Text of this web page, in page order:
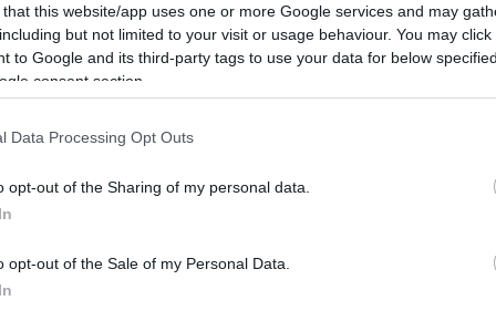
that this website/app uses one or more Google services and may
but not limited to your visit or usage behaviour. You may
to Google and its third-party tags to use your data for below
consent section.
Data Processing Opt Outs
opt-out of the Sharing of my personal data.
opt-out of the Sale of my Personal Data.
ama la cultura sarda, le sue musiche e
nazionali?